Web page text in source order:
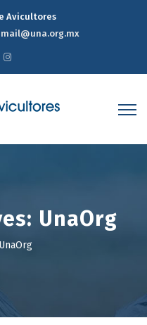
Avicultores
mail@una.org.mx
UnaOrg
UnaOrg